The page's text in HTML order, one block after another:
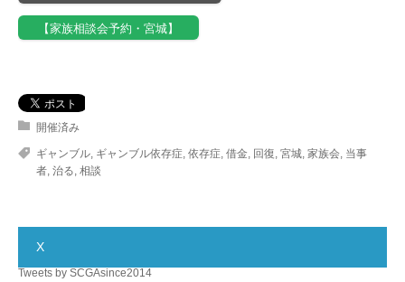
【家族相談会予約・宮城】
開催済み
ギャンブル, ギャンブル依存症, 依存症, 借金, 回復, 宮城, 家族会, 当事
者, 治る, 相談
X
Tweets by SCGAsince2014